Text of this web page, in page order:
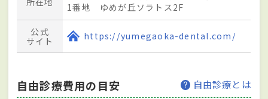
1番地 ゆめが丘ソラトス2F
公式
サイト
https://yumegaoka-dental.com/
自由診療費用の目安 自由診療とは